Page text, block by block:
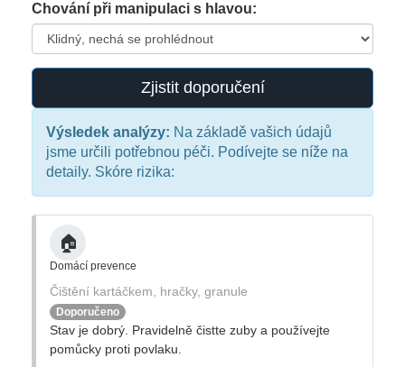
Chování při manipulaci s hlavou:
Zjistit doporučení
Výsledek analýzy: Na základě vašich údajů
jsme určili potřebnou péči. Podívejte se níže na
detaily. Skóre rizika:
🏠
Domácí prevence
Čištění kartáčkem, hračky, granule
Doporučeno
Stav je dobrý. Pravidelně čistte zuby a používejte
pomůcky proti povlaku.